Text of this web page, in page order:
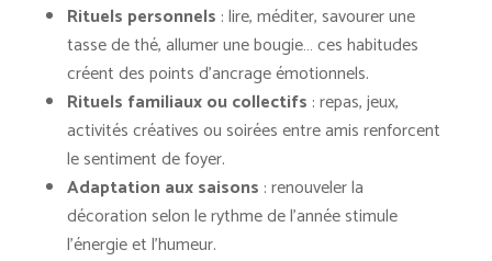
Rituels personnels : lire, méditer, savourer une
tasse de thé, allumer une bougie… ces habitudes
créent des points d’ancrage émotionnels.
Rituels familiaux ou collectifs : repas, jeux,
activités créatives ou soirées entre amis renforcent
le sentiment de foyer.
Adaptation aux saisons : renouveler la
décoration selon le rythme de l’année stimule
l’énergie et l’humeur.